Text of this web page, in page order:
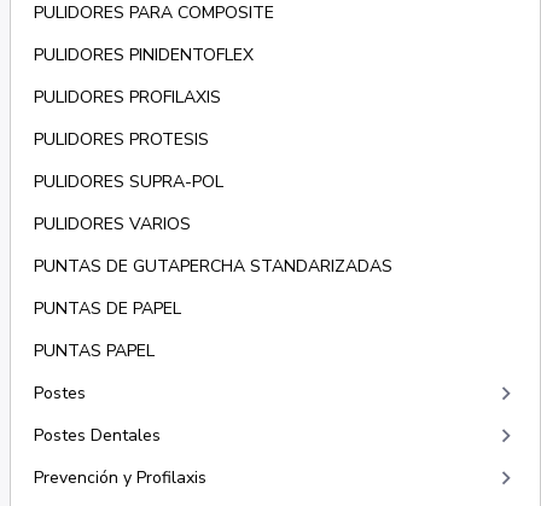
PULIDORES PARA COMPOSITE
PULIDORES PINIDENTOFLEX
PULIDORES PROFILAXIS
PULIDORES PROTESIS
PULIDORES SUPRA-POL
PULIDORES VARIOS
PUNTAS DE GUTAPERCHA STANDARIZADAS
PUNTAS DE PAPEL
PUNTAS PAPEL
Postes
keyboard_arrow_right
Postes Dentales keyboard_arrow_right
Prevención y Profilaxis keyboard_arrow_right